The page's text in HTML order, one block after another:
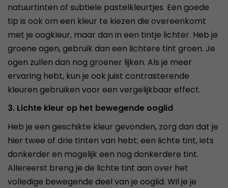
natuurtinten of subtiele pastelkleurtjes. Een goede
tip is ook om een kleur te kiezen die overeenkomt
met je oogkleur, maar dan in een tintje lichter. Heb je
groene ogen, gebruik dan een lichtere tint groen. Je
ogen zullen dan nog groener lijken. Als je meer
ervaring hebt, kun je ook juist contrasterende
kleuren gebruiken voor een vergelijkbaar effect.
3. Lichte kleur op het bewegende ooglid
Heb je een geschikte kleur gevonden, zorg dan dat je
hier twee of drie tinten van hebt; een lichte tint, iets
donkerder en mogelijk een nog donkerdere tint.
Allereerst breng je de lichte tint aan over het
volledige bewegende deel van je ooglid. Wil je je